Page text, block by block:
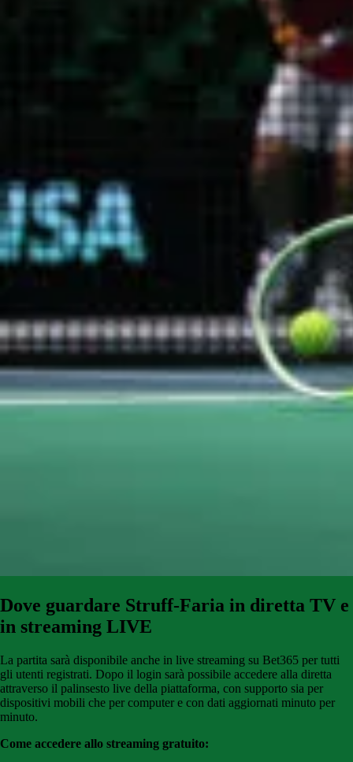
Dove guardare Struff-Faria in diretta TV e
in streaming LIVE
La partita sarà disponibile anche in live streaming su Bet365 per tutti
gli utenti registrati. Dopo il login sarà possibile accedere alla diretta
attraverso il palinsesto live della piattaforma, con supporto sia per
dispositivi mobili che per computer e con dati aggiornati minuto per
minuto.
Come accedere allo streaming gratuito: